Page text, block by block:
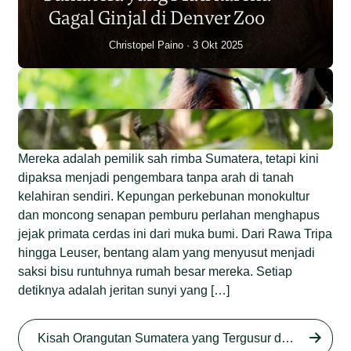
Junaidi Hanafiah 14 Jul 2026
Gagal Ginjal di Denver Zoo
Christopel Paino 3 Okt 2025
Sumatera di Rawa Tripa
Mereka adalah pemilik sah rimba Sumatera, tetapi kini
dipaksa menjadi pengembara tanpa arah di tanah
kelahiran sendiri. Kepungan perkebunan monokultur
dan moncong senapan pemburu perlahan menghapus
jejak primata cerdas ini dari muka bumi. Dari Rawa Tripa
hingga Leuser, bentang alam yang menyusut menjadi
saksi bisu runtuhnya rumah besar mereka. Setiap
detiknya adalah jeritan sunyi yang […]
Kisah Orangutan Sumatera yang Tergusur dari Rumah Sendiri series